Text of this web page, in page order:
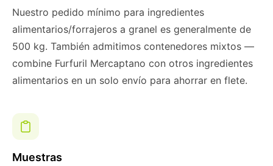
Nuestro pedido mínimo para ingredientes
alimentarios/forrajeros a granel es generalmente de
500 kg. También admitimos contenedores mixtos —
combine Furfuril Mercaptano con otros ingredientes
alimentarios en un solo envío para ahorrar en flete.
Muestras